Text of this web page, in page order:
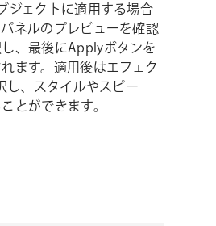
ジェクトに適用する場合
ネルのプレビューを確認
、最後にApplyボタンを
ます。適用後はエフェク
し、スタイルやスピー
とができます。